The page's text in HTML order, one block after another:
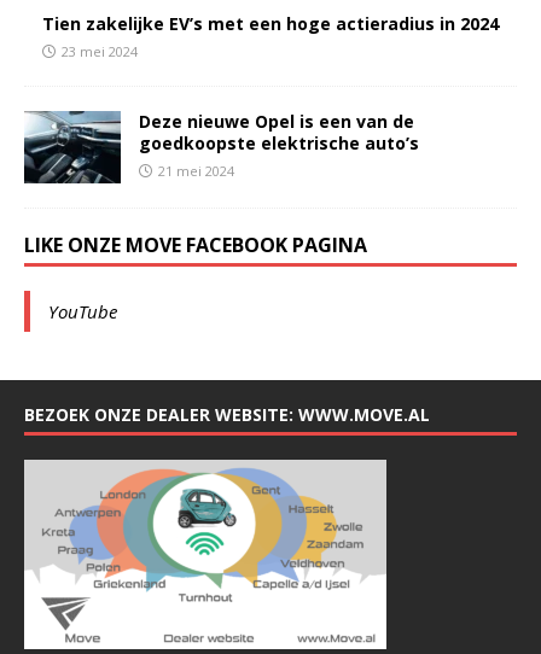
Tien zakelijke EV’s met een hoge actieradius in 2024
23 mei 2024
Deze nieuwe Opel is een van de
goedkoopste elektrische auto’s
21 mei 2024
LIKE ONZE MOVE FACEBOOK PAGINA
YouTube
BEZOEK ONZE DEALER WEBSITE: WWW.MOVE.AL